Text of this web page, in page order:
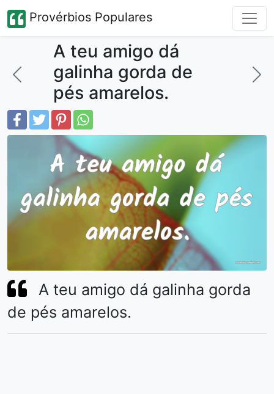
Provérbios Populares
A teu amigo dá
galinha gorda de
pés amarelos.
A teu amigo dá galinha gorda
de pés amarelos.